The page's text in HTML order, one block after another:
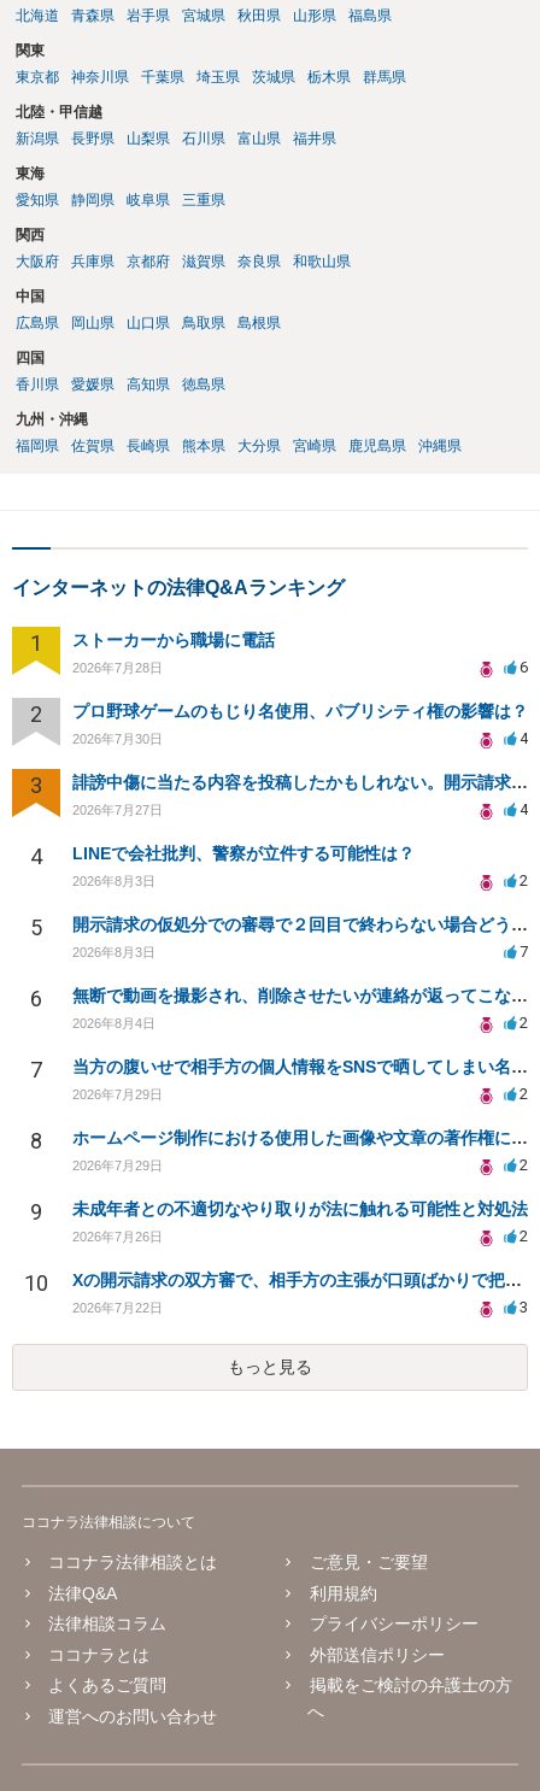
北海道
青森県 岩手県 宮城県 秋田県 山形県 福島県
関東
東京都
神奈川県 千葉県 埼玉県 茨城県 栃木県 群馬県
北陸・甲信越
新潟県
長野県 山梨県 石川県 富山県 福井県
東海
愛知県
静岡県 岐阜県 三重県
関西
大阪府
兵庫県 京都府 滋賀県 奈良県 和歌山県
中国
広島県
岡山県 山口県 鳥取県 島根県
四国
香川県
愛媛県 高知県 徳島県
九州・沖縄
福岡県
佐賀県 長崎県 熊本県 大分県 宮崎県 鹿児島県 沖縄県
インターネットの法律Q&Aランキング
1 ストーカーから職場に電話
2026年7月28日 6
2 プロ野球ゲームのもじり名使用、パブリシティ権の影響は？
2026年7月30日 4
3 誹謗中傷に当たる内容を投稿したかもしれない。開示請求や民事刑事裁判に発展しうるのか教えて欲しい。
2026年7月27日 4
4 LINEで会社批判、警察が立件する可能性は？
2026年8月3日 2
5 開示請求の仮処分での審尋で２回目で終わらない場合どうしたらいいですか
2026年8月3日 7
6 無断で動画を撮影され、削除させたいが連絡が返ってこない。
2026年8月4日 2
7 当方の腹いせで相手方の個人情報をSNSで晒してしまい名誉毀損させてしまったかもしれない
2026年7月29日 2
8 ホームページ制作における使用した画像や文章の著作権について
2026年7月29日 2
9 未成年者との不適切なやり取りが法に触れる可能性と対処法
2026年7月26日 2
10 Xの開示請求の双方審で、相手方の主張が口頭ばかりで把握しきれません
2026年7月22日 3
もっと見る
ココナラ法律相談について
ココナラ法律相談とは
法律Q&A
法律相談コラム
ココナラとは
よくあるご質問
運営へのお問い合わせ
ご意見・ご要望
利用規約
プライバシーポリシー
外部送信ポリシー
掲載をご検討の弁護士の方
へ